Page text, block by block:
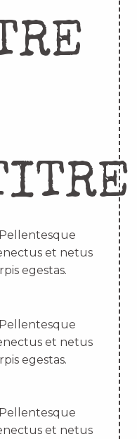
et netus
egestas.
et netus
egestas.
et netus